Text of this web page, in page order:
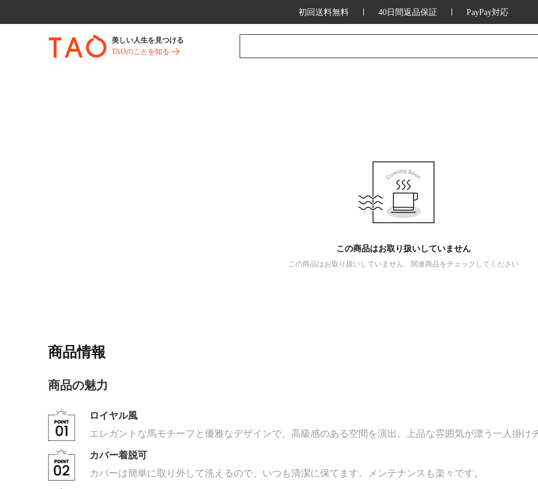
初回送料無料 40日間返品保証 PayPay対応
美しい人生を見つける
TAOのことを知る
この商品はお取り扱いしていません
この商品はお取り扱いしていません、関連商品をチェックしてください
商品情報
商品の魅力
ロイヤル風
エレガントな馬モチーフと優雅なデザインで、高級感のある空間を演出。上品な雰囲気が漂う一人掛け
カバー着脱可
カバーは簡単に取り外して洗えるので、いつも清潔に保てます。メンテナンスも楽々です。